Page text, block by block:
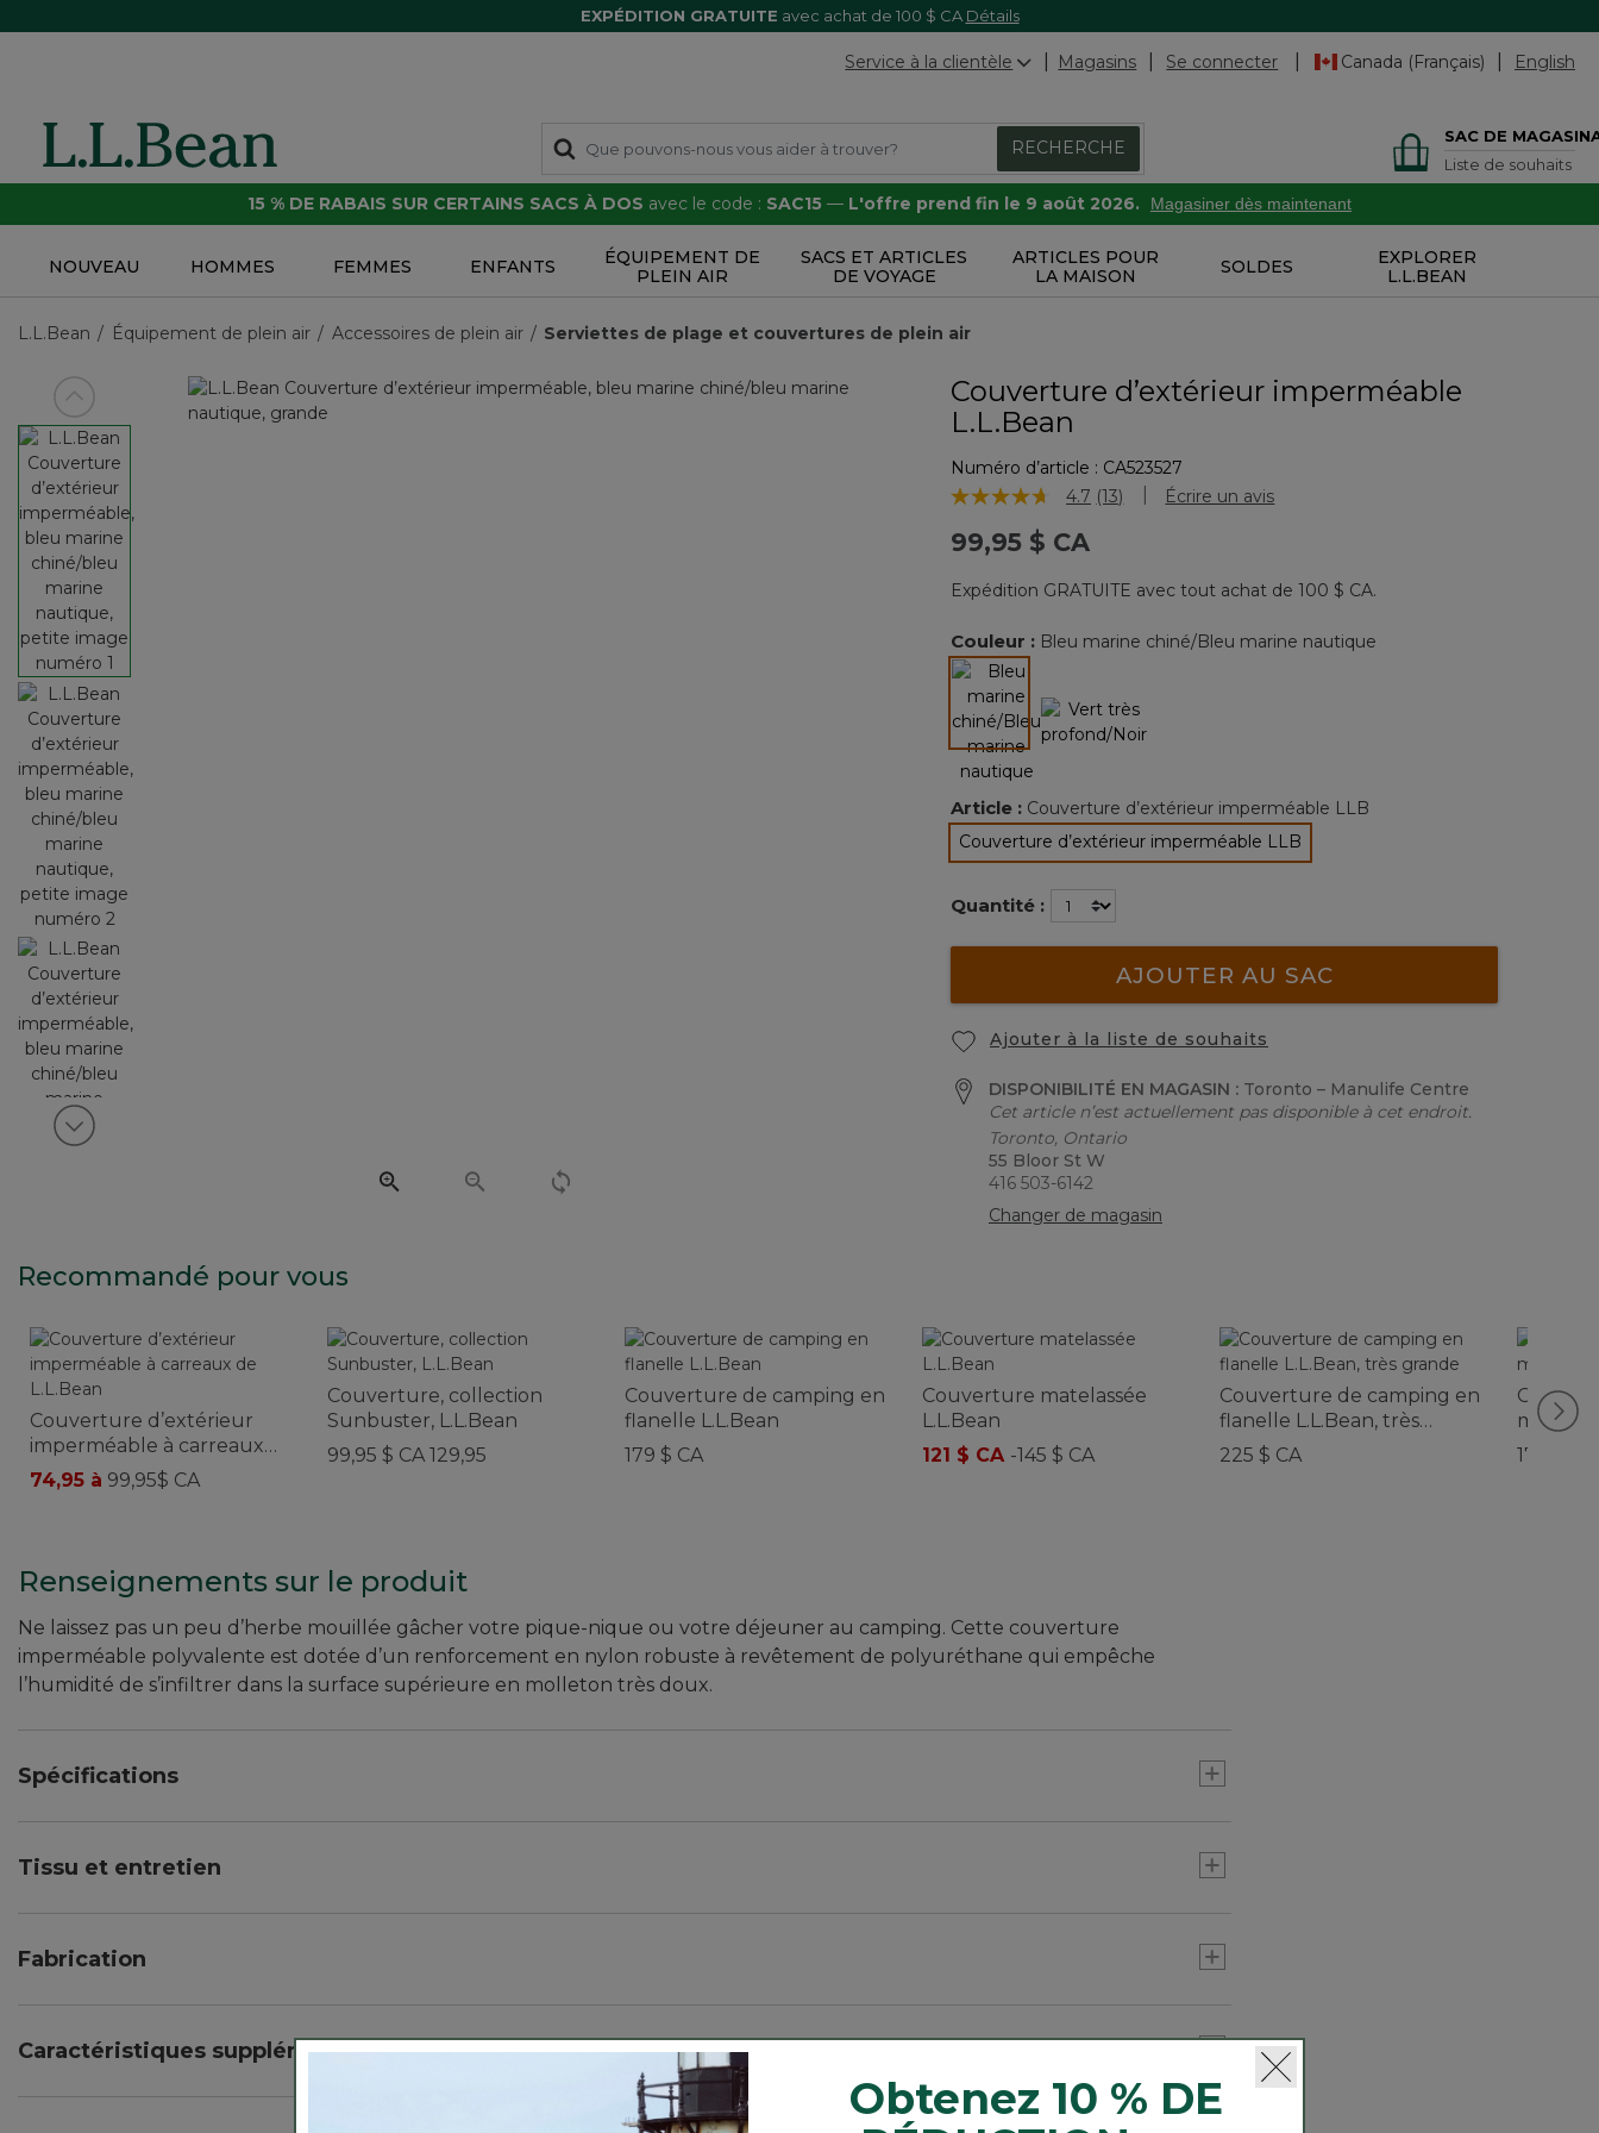
EXPÉDITION GRATUITE avec achat de 100 $ CA Détails
Service à la clientèle Magasins Se connecter Canada (Français) English
RECHERCHE
SAC DE
Liste de souhaits
15 % DE RABAIS SUR CERTAINS SACS À DOS avec le code : SAC15 — L'offre prend fin le 9 août 2026. Magasiner dès maintenant
NOUVEAU HOMMES FEMMES ENFANTS
ÉQUIPEMENT DE
PLEIN AIR
SACS ET ARTICLES
DE VOYAGE
ARTICLES POUR
LA MAISON
SOLDES
EXPLORER
L.L.BEAN
L.L.Bean Équipement de plein air Accessoires de plein air Serviettes de plage et couvertures de plein air
Voir article précédent
Voir article suivant
Couverture d’extérieur imperméable
L.L.Bean
Numéro d’article : CA523527
4,9 sur 5 Évaluation des clients
4.7 Lire
Lien
vers
même
(13) Écrire un avis
99,95 $ CA
Expédition GRATUITE avec tout achat de 100 $ CA.
Couleur : Bleu marine chiné/Bleu marine nautique
sélectionné
Article : Couverture d’extérieur imperméable LLB
Couverture d’extérieur imperméable LLB
sélectionné
Quantité :
AJOUTER AU SAC
Ajouter à la liste de souhaits
DISPONIBILITÉ EN MAGASIN : Toronto – Manulife Centre
Cet article n’est actuellement pas disponible à cet endroit.
Toronto, Ontario
55 Bloor St W
416 503-6142
Changer de magasin
Recommandé pour vous
Couverture d’extérieur
imperméable à carreaux
de L.L.Bean
74,95 à 99,95$ CA
Couverture, collection
Sunbuster, L.L.Bean
99,95 $ CA 129,95
Couverture de camping en
flanelle L.L.Bean
179 $ CA
Couverture matelassée
L.L.Bean
121 $ CA -145 $ CA
Couverture de camping en
flanelle L.L.Bean, très
grande
225 $ CA
179 $ CA
Renseignements sur le produit
Ne laissez pas un peu d’herbe mouillée gâcher votre pique-nique ou votre déjeuner au camping. Cette couverture
imperméable polyvalente est dotée d’un renforcement en nylon robuste à revêtement de polyuréthane qui empêche
l’humidité de s’infiltrer dans la surface supérieure en molleton très doux.
Spécifications
Dimensions : 72 po x 58 po.
Tissu et entretien
Haut : molleton 100 % polyester.
Fabrication
Arrière en nylon robuste recouvert de polyuréthane empêchant l’humidité de s’infiltrer.
Caractéristiques supplémentaires
Parfait pour les événements sportifs, la plage et les promenades en bateau.
Obtenez 10 % DE